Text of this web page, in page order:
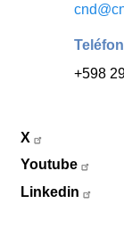
+598
X
Youtube
Linkedin